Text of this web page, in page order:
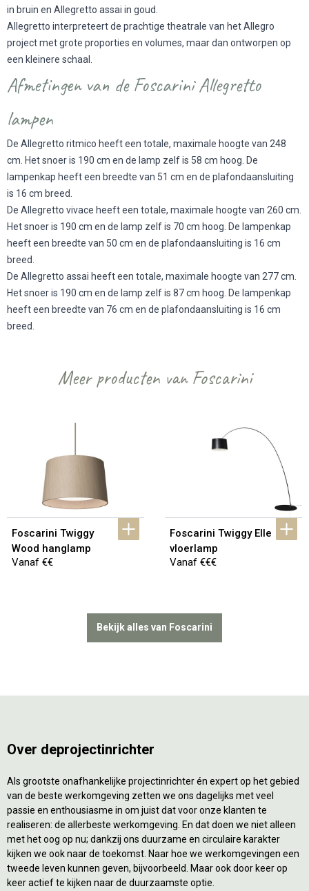
in bruin en Allegretto assai in goud.
Allegretto interpreteert de prachtige theatrale van het Allegro
project met grote proporties en volumes, maar dan ontworpen op
een kleinere schaal.
Afmetingen van de Foscarini Allegretto
lampen
De Allegretto ritmico heeft een totale, maximale hoogte van 248
cm. Het snoer is 190 cm en de lamp zelf is 58 cm hoog. De
lampenkap heeft een breedte van 51 cm en de plafondaansluiting
is 16 cm breed.
De Allegretto vivace heeft een totale, maximale hoogte van 260 cm.
Het snoer is 190 cm en de lamp zelf is 70 cm hoog. De lampenkap
heeft een breedte van 50 cm en de plafondaansluiting is 16 cm
breed.
De Allegretto assai heeft een totale, maximale hoogte van 277 cm.
Het snoer is 190 cm en de lamp zelf is 87 cm hoog. De lampenkap
heeft een breedte van 76 cm en de plafondaansluiting is 16 cm
breed.
Meer producten van Foscarini
Foscarini Twiggy
Wood hanglamp
Vanaf €€
Foscarini Twiggy Elle
vloerlamp
Vanaf €€€
Bekijk alles van Foscarini
Over deprojectinrichter
Als grootste onafhankelijke projectinrichter én expert op het gebied
van de beste werkomgeving zetten we ons dagelijks met veel
passie en enthousiasme in om juist dat voor onze klanten te
realiseren: de allerbeste werkomgeving. En dat doen we niet alleen
met het oog op nu; dankzij ons duurzame en circulaire karakter
kijken we ook naar de toekomst. Naar hoe we werkomgevingen een
tweede leven kunnen geven, bijvoorbeeld. Maar ook door keer op
keer actief te kijken naar de duurzaamste optie.